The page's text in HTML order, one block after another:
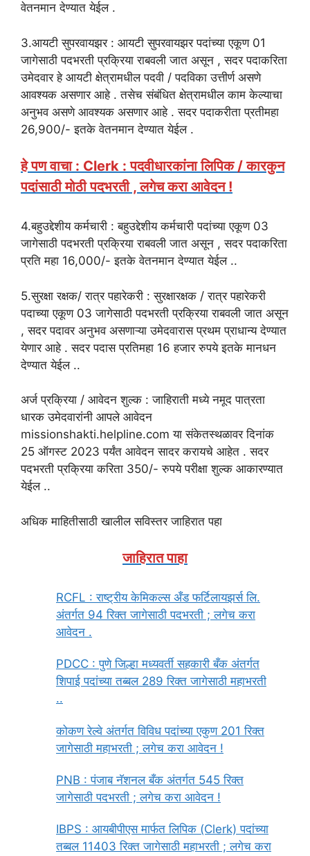
वेतनमान देण्यात येईल .
3.आयटी सुपरवायझर : आयटी सुपरवायझर पदांच्या एकूण 01
जागेसाठी पदभरती प्रक्रिया राबवली जात असून , सदर पदाकरिता
उमेदवार हे आयटी क्षेत्रामधील पदवी / पदविका उत्तीर्ण असणे
आवश्यक असणार आहे . तसेच संबंधित क्षेत्रामधील काम केल्याचा
अनुभव असणे आवश्यक असणार आहे . सदर पदाकरीता प्रतीमहा
26,900/- इतके वेतनमान देण्यात येईल .
हे पण वाचा : Clerk : पदवीधारकांना लिपिक / कारकुन
पदांसाठी मोठी पदभरती , लगेच करा आवेदन !
4.बहुउद्देशीय कर्मचारी : बहुउद्देशीय कर्मचारी पदांच्या एकूण 03
जागेसाठी पदभरती प्रक्रिया राबवली जात असून , सदर पदाकरिता
प्रति महा 16,000/- इतके वेतनमान देण्यात येईल ..
5.सुरक्षा रक्षक/ रात्र पहारेकरी : सुरक्षारक्षक / रात्र पहारेकरी
पदाच्या एकूण 03 जागेसाठी पदभरती प्रक्रिया राबवली जात असून
, सदर पदावर अनुभव असणाऱ्या उमेदवारास प्रथम प्राधान्य देण्यात
येणार आहे . सदर पदास प्रतिमहा 16 हजार रुपये इतके मानधन
देण्यात येईल ..
अर्ज प्रक्रिया / आवेदन शुल्क : जाहिराती मध्ये नमूद पात्रता
धारक उमेदवारांनी आपले आवेदन
missionshakti.helpline.com या संकेतस्थळावर दिनांक
25 ऑगस्ट 2023 पर्यंत आवेदन सादर करायचे आहेत . सदर
पदभरती प्रक्रिया करिता 350/- रुपये परीक्षा शुल्क आकारण्यात
येईल ..
अधिक माहितीसाठी खालील सविस्तर जाहिरात पहा
जाहिरात पाहा
RCFL : राष्ट्रीय केमिकल्स अँड फर्टिलायझर्स लि.
अंतर्गत 94 रिक्त जागेसाठी पदभरती ; लगेच करा
आवेदन .
PDCC : पुणे जिल्हा मध्यवर्ती सहकारी बँक अंतर्गत
शिपाई पदांच्या तब्बल 289 रिक्त जागेसाठी महाभरती
..
कोकण रेल्वे अंतर्गत विविध पदांच्या एकुण 201 रिक्त
जागेसाठी महाभरती ; लगेच करा आवेदन !
PNB : पंजाब नॅशनल बँक अंतर्गत 545 रिक्त
जागेसाठी पदभरती ; लगेच करा आवेदन !
IBPS : आयबीपीएस मार्फत लिपिक (Clerk) पदांच्या
तब्बल 11403 रिक्त जागेसाठी महाभरती ; लगेच करा